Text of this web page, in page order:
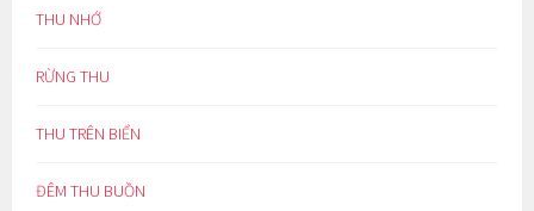
THU NHỚ
RỪNG THU
THU TRÊN BIỂN
ĐÊM THU BUỒN